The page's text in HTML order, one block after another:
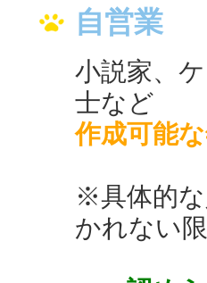
自営業
小説家、
士など
作成可能
※具体的
かれない